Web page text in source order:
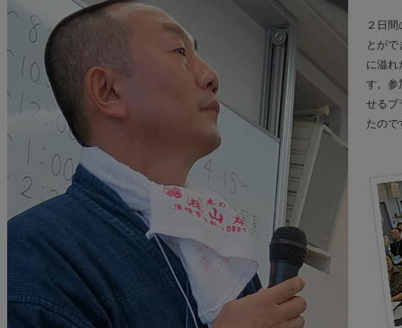
２日
とが
に溢れ
す。参
せるブ
たので